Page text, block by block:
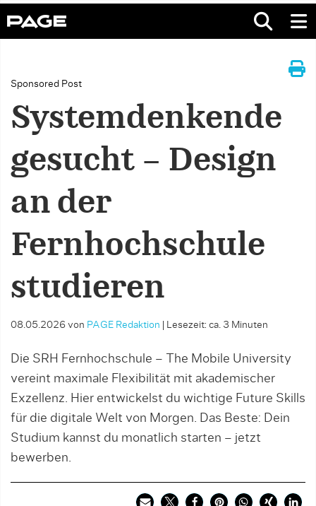
Sponsored Post
Systemdenkende
gesucht – Design
an der
Fernhochschule
studieren
08.05.2026 von PAGE Redaktion Lesezeit: ca. 3 Minuten
Die SRH Fernhochschule – The Mobile University
vereint maximale Flexibilität mit akademischer
Exzellenz. Hier entwickelst du wichtige Future Skills
für die digitale Welt von Morgen. Das Beste: Dein
Studium kannst du monatlich starten – jetzt
bewerben.